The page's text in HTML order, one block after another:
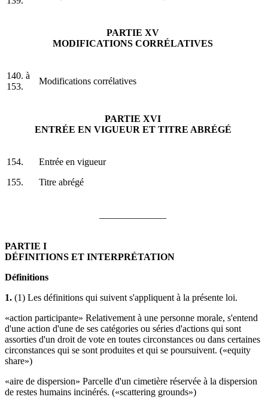
PARTIE XV
MODIFICATIONS CORRÉLATIVES
140. à
153.
Modifications corrélatives
PARTIE XVI
ENTRÉE EN VIGUEUR ET TITRE ABRÉGÉ
154.
155.
Entrée en vigueur
Titre abrégé
PARTIE I
DÉFINITIONS ET INTERPRÉTATION
Définitions
1. (1) Les définitions qui suivent s'appliquent à la présente loi.
«action participante» Relativement à une personne morale, s'entend
d'une action d'une de ses catégories ou séries d'actions qui sont
assorties d'un droit de vote en toutes circonstances ou dans certaines
circonstances qui se sont produites et qui se poursuivent. («equity
share»)
«aire de dispersion» Parcelle d'un cimetière réservée à la dispersion
de restes humains incinérés. («scattering grounds»)